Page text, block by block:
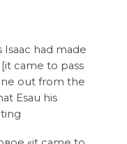
Isaac had made
came to pass
out from the
Esau his